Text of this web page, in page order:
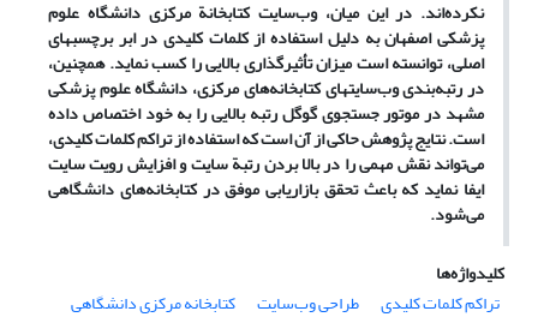
نکرده‌اند. در این میان، وب‌سایت کتابخانة مرکزی دانشگاه علوم
پزشکی اصفهان به دلیل استفاده از کلمات کلیدی در ابر برچسبهای
اصلی، توانسته است میزان تأثیرگذاری بالایی را کسب نماید. همچنین،
در رتبه‌بندی وب‌سایتهای کتابخانه‌های مرکزی، دانشگاه علوم پزشکی
مشهد در موتور جستجوی گوگل رتبه بالایی را به خود اختصاص داده
است. نتایج پژوهش حاکی از آن است که استفاده از تراکم کلمات کلیدی،
می‌تواند نقش مهمی را در بالا بردن رتبة سایت و افزایش رویت سایت
ایفا نماید که باعث تحقق بازاریابی موفق در کتابخانه‌های دانشگاهی
می‌شود.
کلیدواژه‌ها
تراکم کلمات کلیدی
طراحی وب‌سایت کتابخانه مرکزی دانشگاهی